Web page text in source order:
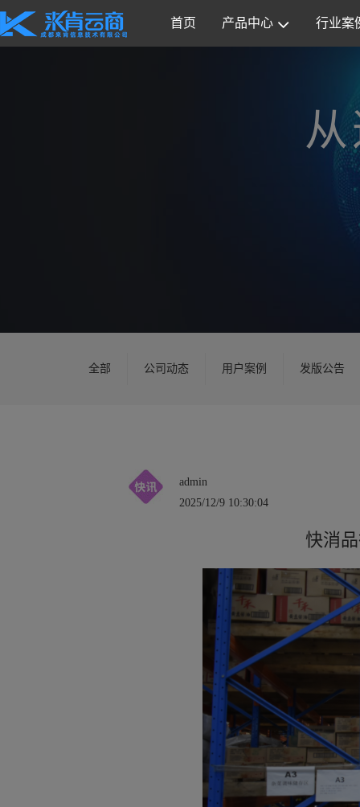
首页 产品中心 行业案
全部 公司动态 用户案例 发版公告
admin
2025/12/9 10:30:04
快消